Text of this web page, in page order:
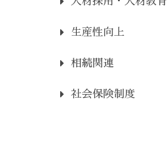
生産性向上
相続関連
社会保険制度